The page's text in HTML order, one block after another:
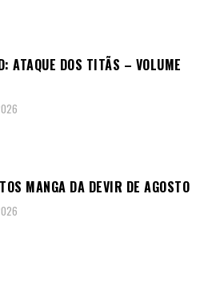
ATAQUE DOS TITÃS – VOLUME
MANGA DA DEVIR DE AGOSTO